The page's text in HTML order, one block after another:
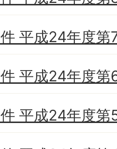
平成24年度第
平成24年度第
平成24年度第